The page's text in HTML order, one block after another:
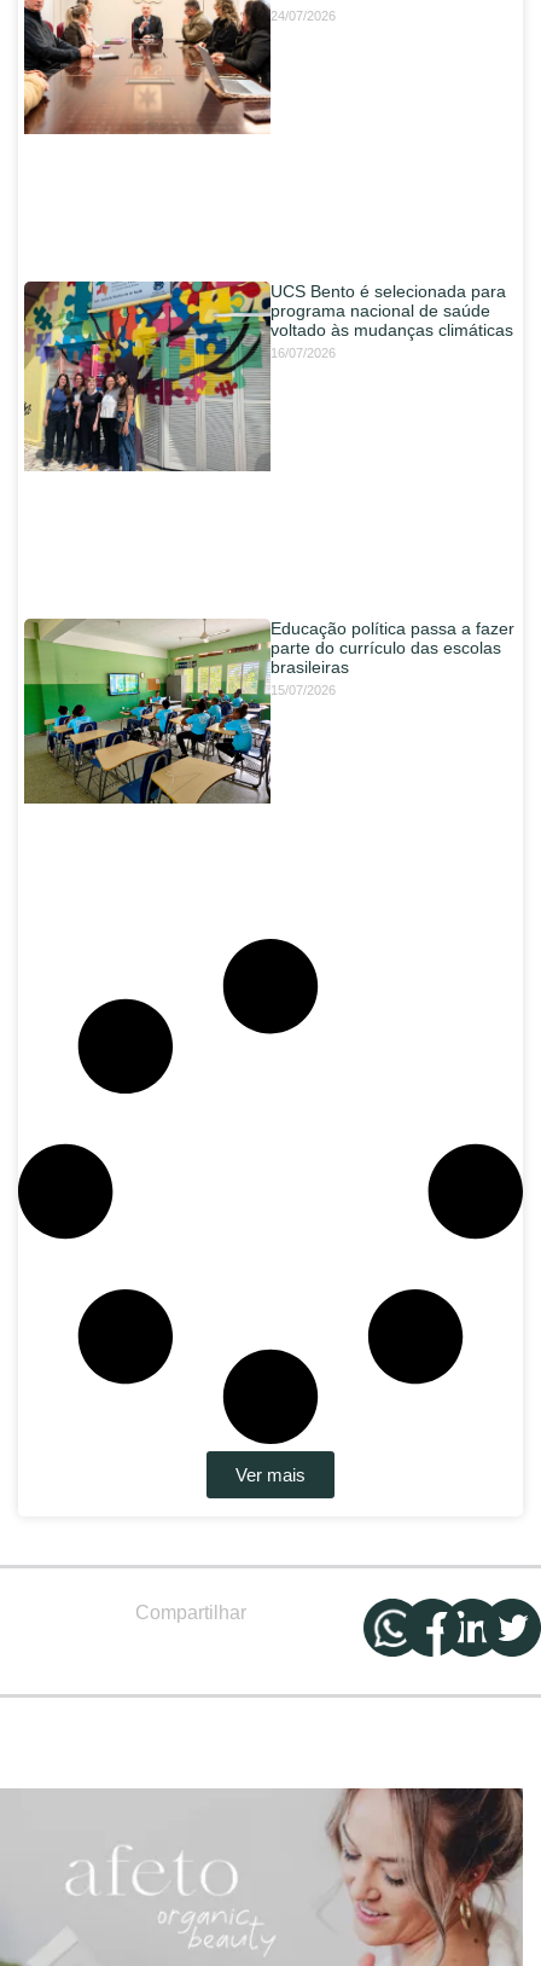
24/07/2026
UCS Bento é selecionada para
programa nacional de saúde
voltado às mudanças climáticas
16/07/2026
Educação política passa a fazer
parte do currículo das escolas
brasileiras
15/07/2026
Ver mais
Compartilhar